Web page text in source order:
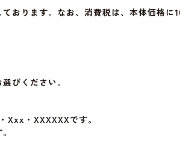
おります。なお、消費税は、本体価格に
びください。
Xxx・XXXXXXです。